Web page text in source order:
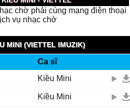
chờ phải cùng mạng điện thoại
vụ nhạc chờ
MINI (VIETTEL IMUZIK)
Ca sĩ
Kiều Mini
Kiều Mini